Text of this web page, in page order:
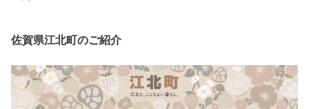
佐賀県江北町のご紹介